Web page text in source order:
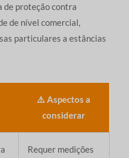
de proteção contra
de nível comercial,
particulares a estâncias
⚠️ Aspectos a
considerar
Requer medições